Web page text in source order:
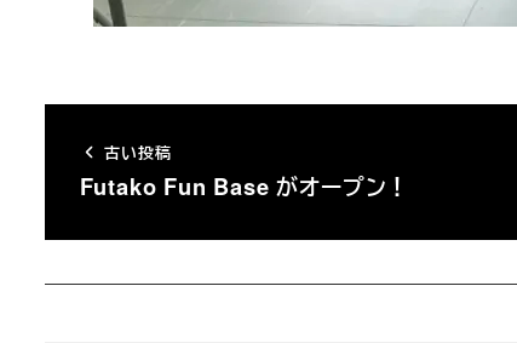
古い投稿
Futako Fun Base がオープン！